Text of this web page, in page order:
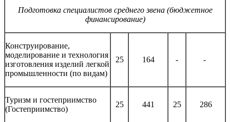
Подготовка специалистов среднего звена (бюджетное
финансирование)
Конструирование,
моделирование и технология
изготовления изделий легкой
промышленности (по видам)
25 164 - -
Туризм и гостеприимство
(Гостеприимство)
25 441 25 286